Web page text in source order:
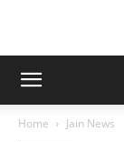
Home Jain News